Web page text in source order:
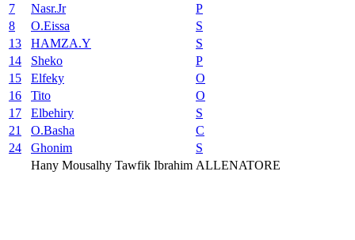
7
Nasr.Jr
P
8
O.Eissa
S
13
HAMZA.Y
S
14
Sheko
P
15
Elfeky
O
16
Tito
O
17
Elbehiry
S
21
O.Basha
C
24
Ghonim
S
Hany Mousalhy Tawfik Ibrahim ALLENATORE